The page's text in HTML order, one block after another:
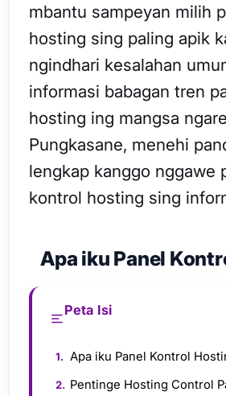
mbantu sampeyan milih
hosting sing paling apik
ngindhari kesalahan
informasi babagan tren
hosting ing mangsa
Pungkasane, menehi
lengkap kanggo nggawe
kontrol hosting sing
Apa iku Panel
Peta Isi
Apa iku Panel Kontrol
Pentinge Hosting Control